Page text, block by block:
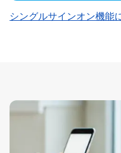
シングルサインオン機